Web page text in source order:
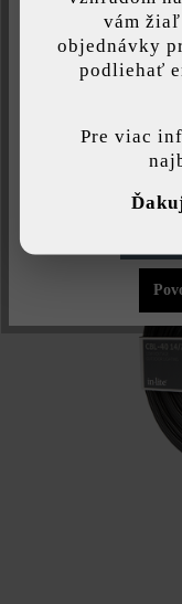
Hängeleuchte ,
Uložiť individuálne
Táto webová
vám žiaľ
objednávky
podliehať
Pre viac